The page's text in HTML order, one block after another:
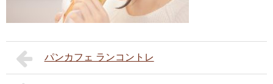
パンカフェ ランコントレ